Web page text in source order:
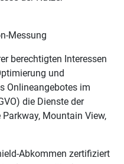
Messung
berechtigten Interessen
und
Onlineangebotes im
die Dienste der
Mountain View,
Abkommen zertifiziert